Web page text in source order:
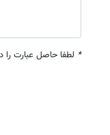
* لطفا حاصل عبارت را